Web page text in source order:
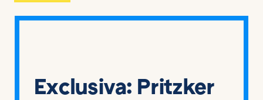
Exclusiva: Pritzker